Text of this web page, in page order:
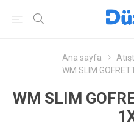
Ana sayfa
WM SLIM
WM SLIM